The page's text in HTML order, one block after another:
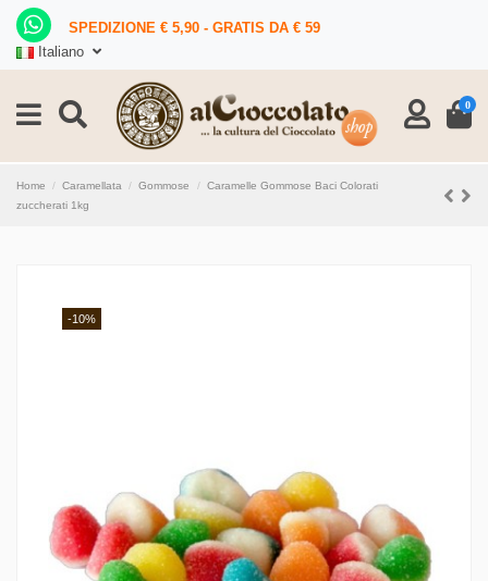
SPEDIZIONE € 5,90 - GRATIS DA € 59
Italiano
0
Home Caramellata Gommose
Caramelle Gommose Baci Colorati
zuccherati 1kg
-10%